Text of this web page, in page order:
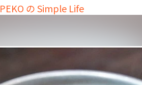
PEKO の Simple Life